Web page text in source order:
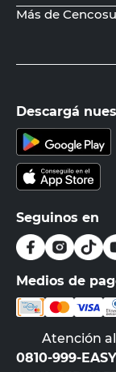
Más de
Descargá
Seguinos en
Medios de
Atención
0810-999-